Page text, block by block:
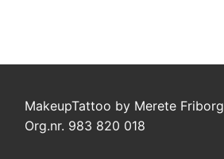
MakeupTattoo by Merete Friborg
Org.nr. 983 820 018